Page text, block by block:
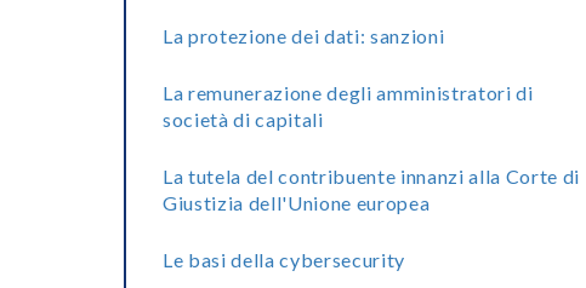
La protezione dei dati: sanzioni
La remunerazione degli amministratori di
società di capitali
La tutela del contribuente innanzi alla Corte di
Giustizia dell'Unione europea
Le basi della cybersecurity